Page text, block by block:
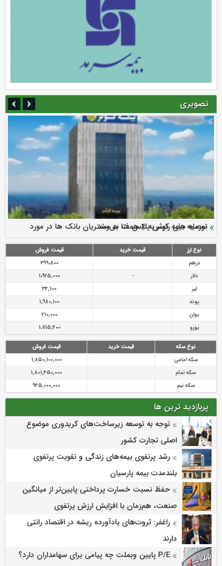
تصویری
ارزش سهام عدالت بالا رفت
سرمایه بیمه کوثر به ۴ همت می‌رسد
نود ثانیه با فولاد سنگان
تقدیر دبیرکل سندیکای بیمه گران ایران از اقدامات مدیرعامل بیمه
رازی
توصیه های رئیس پلیس فتا به مشتریان بانک ها در مورد
پیشگیری از سرقت های مجازی
نوع ارز قیمت خرید
قیمت فروش
درهم
399،800
دلار
-
1،925,000
لیر
34,100
پوند
1,980,100
یوان
210,000
یورو
1،715,400
نوع سکه قیمت خرید
قیمت فروش
سکه امامی
1,850,100,000
سکه تمام
1,801,450,000
سکه نیم
945,000,000
پربازدید ترین ها
توجه به توسعه زیرساخت‌های کریدوری موضوع
اصلی تجارت کشور
رشد پرتفوی بیمه‌های زندگی و تقویت پرتفوی
بلندمدت بیمه پارسیان
حفظ نسبت خسارت پرداختی پایین‌تر از میانگین
صنعت، هم‌زمان با افزایش ارزش پرتفوی
راغفر: ثروت‌های بادآورده ریشه در اقتصاد رانتی
دارند
P/E پایین وبملت چه پیامی برای سهامداران دارد؟